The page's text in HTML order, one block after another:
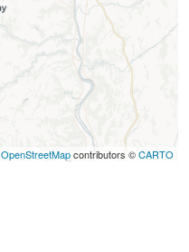
OpenStreetMapcontributors ©CARTO